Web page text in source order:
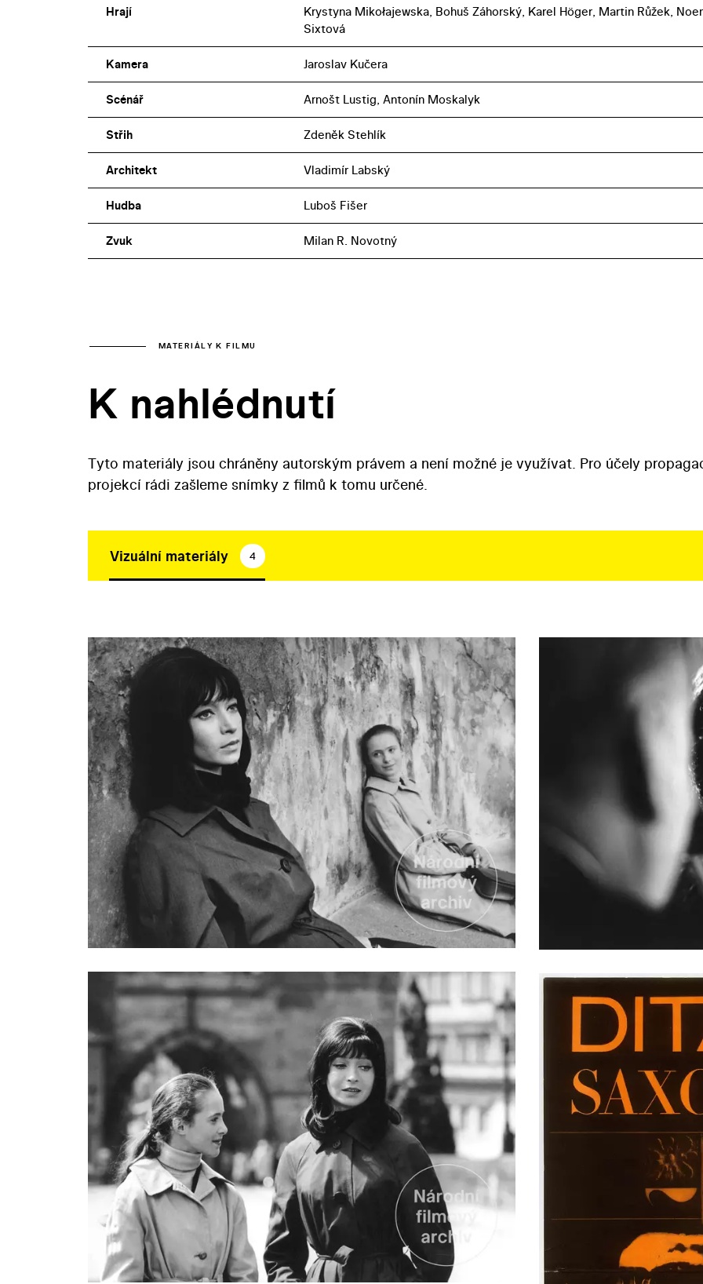
Hrají
Krystyna Mikołajewska, Bohuš Záhorský, Karel Höger, Martin Růžek,
Sixtová
Kamera Jaroslav Kučera
Scénář Arnošt Lustig, Antonín Moskalyk
Střih Zdeněk Stehlík
Architekt Vladimír Labský
Hudba Luboš Fišer
Zvuk Milan R. Novotný
MATERIÁLY K FILMU
K nahlédnutí
Tyto materiály jsou chráněny autorským právem a není možné je využívat. Pro účely
projekcí rádi zašleme snímky z filmů k tomu určené.
Vizuální materiály 4